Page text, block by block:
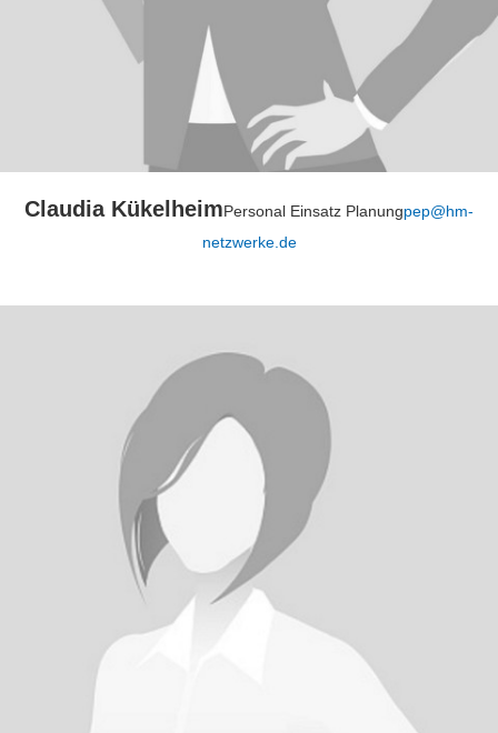
Claudia KükelheimPersonal Einsatz Planungpep@hm-
netzwerke.de